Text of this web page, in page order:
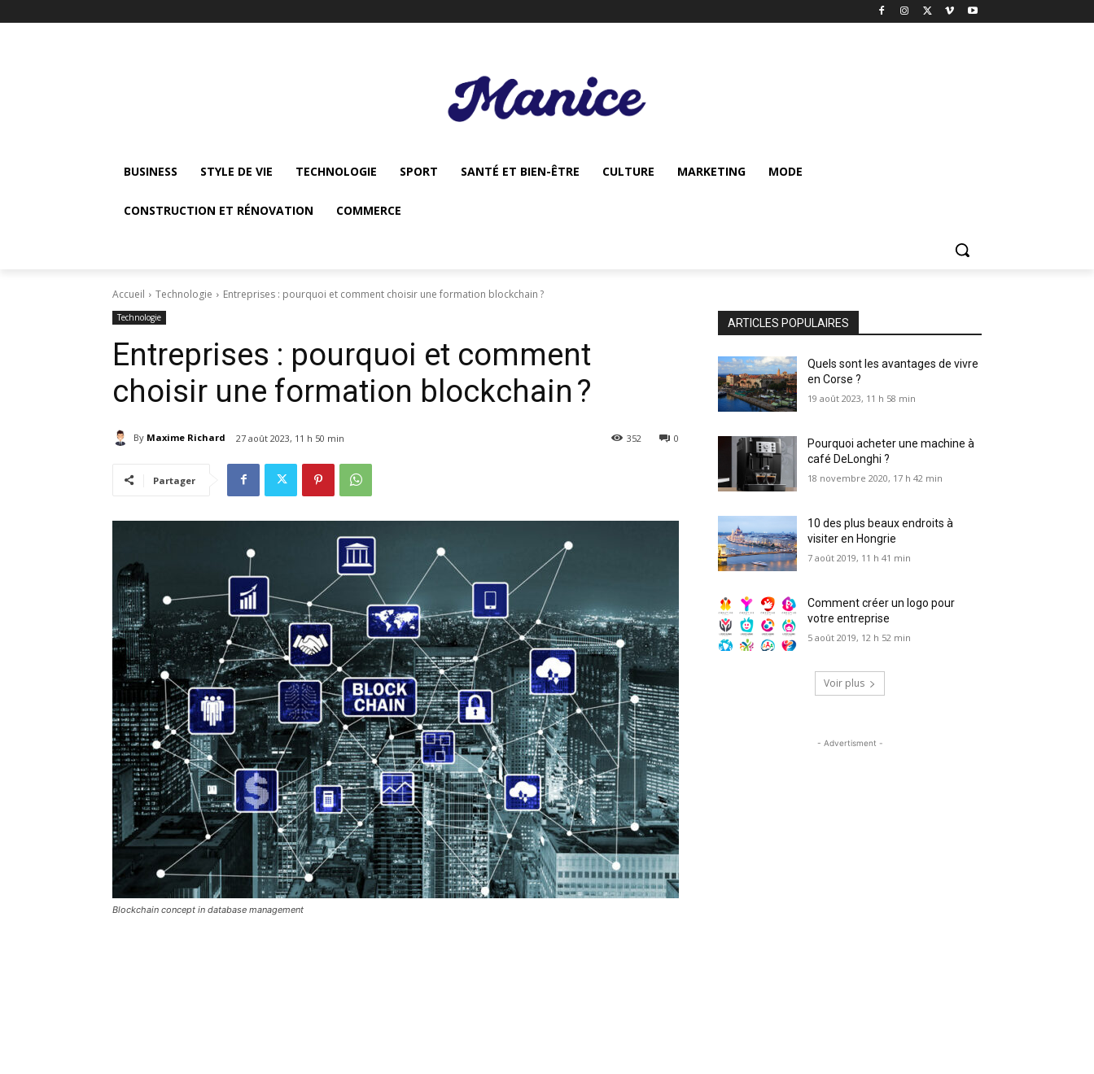
BUSINESS STYLE DE VIE TECHNOLOGIE SPORT SANTÉ ET BIEN-ÊTRE CULTURE MARKETING MODE
CONSTRUCTION ET RÉNOVATION COMMERCE
Accueil Technologie Entreprises : pourquoi et comment choisir une formation blockchain ?
Technologie
Entreprises : pourquoi et comment
choisir une formation blockchain ?
By Maxime Richard 27 août 2023, 11 h 50 min 0
352
Partager
Blockchain concept in database management
ARTICLES POPULAIRES
Quels sont les avantages de vivre
en Corse ?
19 août 2023, 11 h 58 min
Pourquoi acheter une machine à
café DeLonghi ?
18 novembre 2020, 17 h 42 min
10 des plus beaux endroits à
visiter en Hongrie
7 août 2019, 11 h 41 min
Comment créer un logo pour
votre entreprise
5 août 2019, 12 h 52 min
Voir plus
- Advertisment -